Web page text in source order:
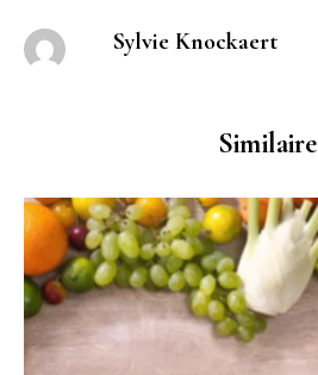
Sylvie Knockaert
Similaire